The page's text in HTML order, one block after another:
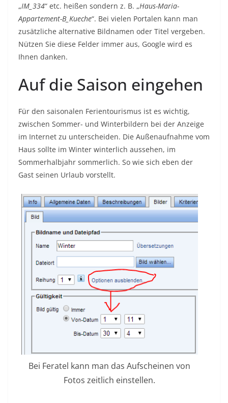
„IM_334“ etc. heißen sondern z. B. „Haus-Maria-
Appartement-B_Kueche“. Bei vielen Portalen kann man
zusätzliche alternative Bildnamen oder Titel vergeben.
Nützen Sie diese Felder immer aus, Google wird es
Ihnen danken.
Auf die Saison eingehen
Für den saisonalen Ferientourismus ist es wichtig,
zwischen Sommer- und Winterbildern bei der Anzeige
im Internet zu unterscheiden. Die Außenaufnahme vom
Haus sollte im Winter winterlich aussehen, im
Sommerhalbjahr sommerlich. So wie sich eben der
Gast seinen Urlaub vorstellt.
Bei Feratel kann man das Aufscheinen von
Fotos zeitlich einstellen.